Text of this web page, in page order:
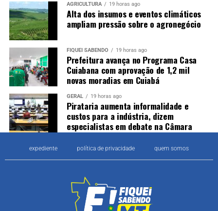
AGRICULTURA 19 horas ago
Alta dos insumos e eventos climáticos
ampliam pressão sobre o agronegócio
FIQUEI SABENDO 19 horas ago
Prefeitura avança no Programa Casa
Cuiabana com aprovação de 1,2 mil
novas moradias em Cuiabá
GERAL 19 horas ago
Pirataria aumenta informalidade e
custos para a indústria, dizem
especialistas em debate na Câmara
expediente política de privacidade quem somos